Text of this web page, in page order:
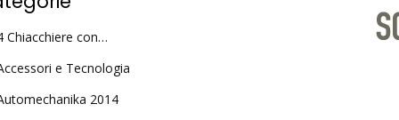
Chiacchiere con…
e Tecnologia
2014